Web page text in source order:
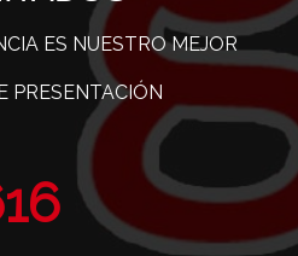
ES NUESTRO MEJOR
PRESENTACIÓN